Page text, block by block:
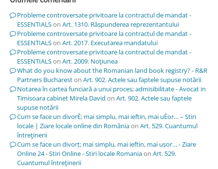
Probleme controversate privitoare la contractul de mandat -
ESSENTIALSon Art. 1310. Răspunderea reprezentantului
Probleme controversate privitoare la contractul de mandat -
ESSENTIALSon Art. 2017. Executarea mandatului
Probleme controversate privitoare la contractul de mandat -
ESSENTIALSon Art. 2009. Noţiunea
What do you know about the Romanian land book registry? - R&R
Partners Buchareston Art. 902. Actele sau faptele supuse notării
Notarea în cartea funciară a unui proces; admisibilitate - Avocat in
Timisoara cabinet Mirela David on Art. 902. Actele sau faptele
supuse notării
Cum se face un divorÈ; mai simplu, mai ieftin, mai uÈor… – Stiri
locale | Ziare locale online din Româniaon Art. 529. Cuantumul
întreţinerii
Cum se face un divorț; mai simplu, mai ieftin, mai ușor… - Ziare
Online 24 - Stiri Online - Stiri locale Romaniaon Art. 529.
Cuantumul întreţinerii